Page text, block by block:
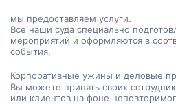
мы предоставляем услуги.
Все наши суда специально
мероприятий и оформляются в
события.
Корпоративные ужины и деловые
Вы можете принять своих
или клиентов на фоне